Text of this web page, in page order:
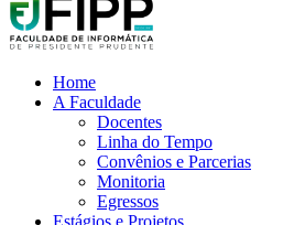
Home
A Faculdade
Docentes
Linha do Tempo
Convênios e Parcerias
Monitoria
Egressos